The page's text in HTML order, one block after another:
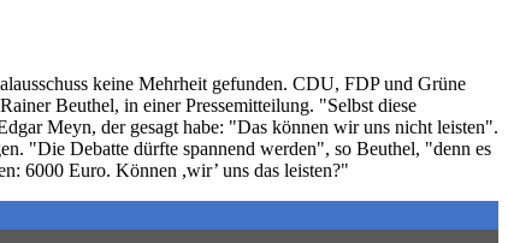
keine Mehrheit gefunden. CDU, FDP und Grüne
Beuthel, in einer Pressemitteilung. "Selbst diese
Meyn, der gesagt habe: "Das können wir uns nicht leisten".
"Die Debatte dürfte spannend werden", so Beuthel, "denn es
6000 Euro. Können ,wir’ uns das leisten?"